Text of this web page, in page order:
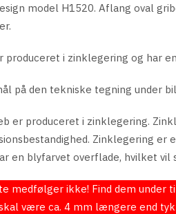
model H1520. Aflang oval
produceret i zinklegering og har en
på den tekniske tegning under
er produceret i zinklegering.
Zinklegering
en blyfarvet overflade, hvilket vil
medfølger ikke! Find dem under
være ca. 4 mm længere end